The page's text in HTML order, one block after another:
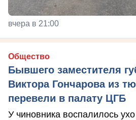
вчера в 21:00
Общество
Бывшего заместителя
Виктора Гончарова из
перевели в палату ЦГБ
У чиновника воспалилось ухо